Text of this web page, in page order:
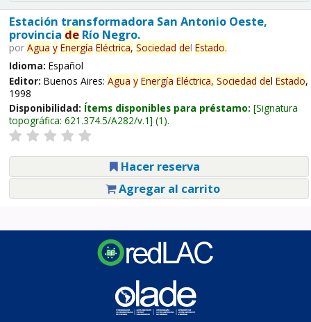
Estación transformadora San Antonio Oeste,
provincia deRío Negro.
por Agua y Energía Eléctrica, Sociedad del Estado.
Idioma: Español
Editor: Buenos Aires: Agua y Energía Eléctrica, Sociedad del Estado,
1998
Disponibilidad: Ítems disponibles para préstamo: Signatura
topográfica: 621.374.5/A282/v.1 (1).
Hacer reserva
Agregar al carrito